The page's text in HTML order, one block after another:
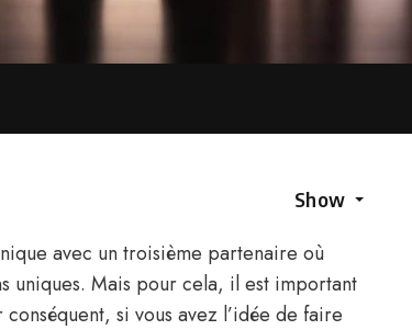
Show
avec un troisième partenaire où
uniques. Mais pour cela, il est important
si vous avez l’idée de faire